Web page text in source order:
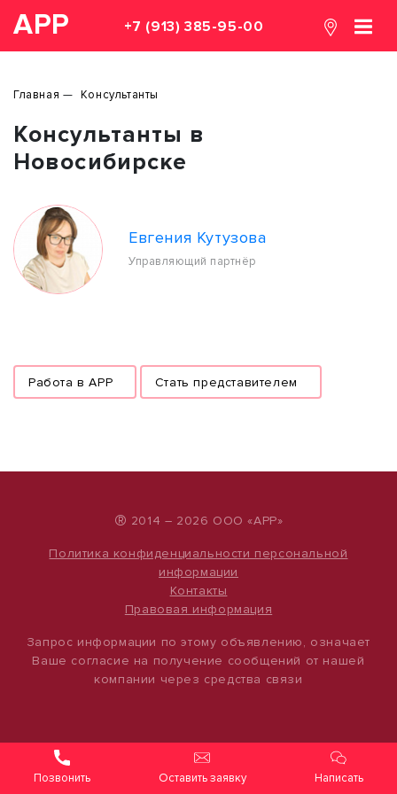
АРР +7 (913) 385-95-00
Главная Консультанты
Консультанты в
Новосибирске
Евгения Кутузова
Управляющий партнёр
Работа в APP Стать представителем
® 2014 – 2026 ООО «АРР»
Политика конфиденциальности персональной
информации
Контакты
Правовая информация
Запрос информации по этому объявлению, означает
Ваше согласие на получение сообщений от нашей
компании через средства связи
Оставить заявку Написать